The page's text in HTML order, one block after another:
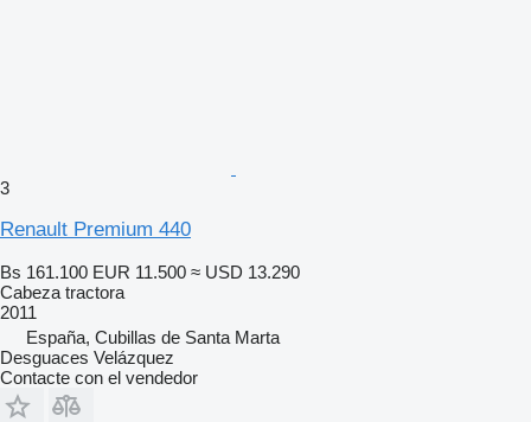
3
Renault Premium 440
Bs 161.100 EUR 11.500 ≈ USD 13.290
Cabeza tractora
2011
España, Cubillas de Santa Marta
Desguaces Velázquez
Contacte con el vendedor